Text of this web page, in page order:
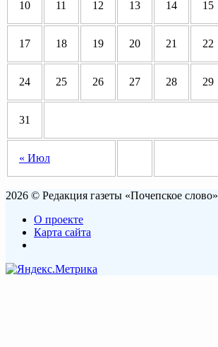
« Июл
10 11 12 13 14 15
17 18 19 20 21 22
24 25 26 27 28 29
31
2026 © Редакция газеты «Почепское слово»
О проекте
Карта сайта